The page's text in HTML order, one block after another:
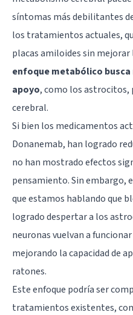
síntomas más debilitantes
los tratamientos actuales,
placas amiloides sin
enfoque metabólico
apoyo, como los astrocitos,
cerebral.
Si bien los medicamentos
Donanemab, han logrado
no han mostrado efectos
pensamiento. Sin embargo,
que estamos hablando que
logrado despertar a los
neuronas vuelvan a
mejorando la capacidad de
ratones.
Este enfoque podría ser
tratamientos existentes,